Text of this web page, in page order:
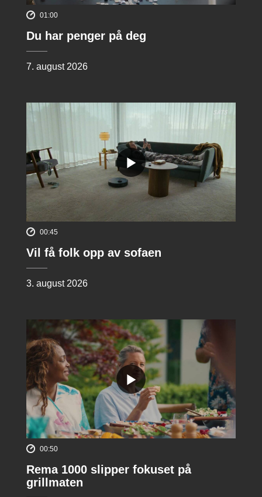
01:00
Du har penger på deg
7. august 2026
00:45
Vil få folk opp av sofaen
3. august 2026
00:50
Rema 1000 slipper fokuset på
grillmaten